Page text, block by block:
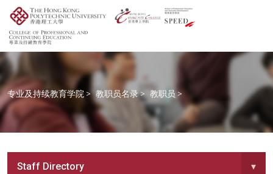
专业及持续教育学院 > 教职员名录> 教职员>
Staff Directory ▾